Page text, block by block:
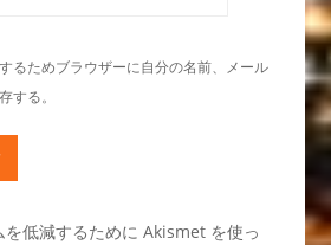
るためブラウザーに自分の名前、メール
する。
を低減するために Akismet を使っ